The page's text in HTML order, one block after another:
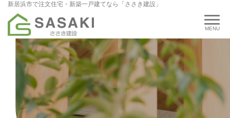
新居浜市で注文住宅・新築一戸建てなら「ささき建設」